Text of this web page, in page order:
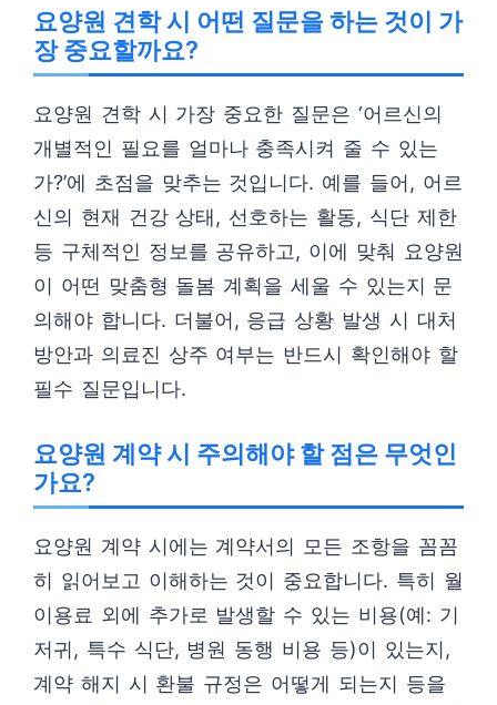
요양원 견학 시 어떤 질문을 하는 것이 가
장 중요할까요?
요양원 견학 시 가장 중요한 질문은 ‘어르신의
개별적인 필요를 얼마나 충족시켜 줄 수 있는
가?’에 초점을 맞추는 것입니다. 예를 들어, 어르
신의 현재 건강 상태, 선호하는 활동, 식단 제한
등 구체적인 정보를 공유하고, 이에 맞춰 요양원
이 어떤 맞춤형 돌봄 계획을 세울 수 있는지 문
의해야 합니다. 더불어, 응급 상황 발생 시 대처
방안과 의료진 상주 여부는 반드시 확인해야 할
필수 질문입니다.
요양원 계약 시 주의해야 할 점은 무엇인
가요?
요양원 계약 시에는 계약서의 모든 조항을 꼼꼼
히 읽어보고 이해하는 것이 중요합니다. 특히 월
이용료 외에 추가로 발생할 수 있는 비용(예: 기
저귀, 특수 식단, 병원 동행 비용 등)이 있는지,
계약 해지 시 환불 규정은 어떻게 되는지 등을